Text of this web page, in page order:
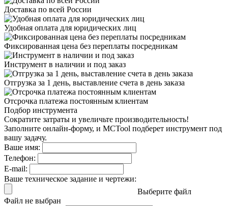
Доставка по всей России
Удобная оплата для юридических лиц
Фиксированная цена без переплаты посредникам
Инструмент в наличии и под заказ
Отгрузка за 1 день, выставление счета в день заказа
Отсрочка платежа постоянным клиентам
Подбор инструмента
Сократите затраты и увеличьте производительность!
Заполните онлайн-форму, и MCTool подберет инструмент под
вашу задачу.
Ваше имя:
Телефон:
E-mail:
Ваше техническое задание и чертежи:
Выберите файл
Файл не выбран